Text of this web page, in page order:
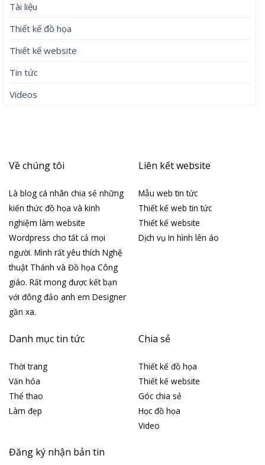
Tài liệu
Thiết kế đồ họa
Thiết kế website
Tin tức
Videos
Về chúng tôi
Là blog cá nhân chia sẻ những
kiến thức đồ họa và kinh
nghiệm làm website
Wordpress cho tất cả mọi
người. Mình rất yêu thích Nghệ
thuật Thánh và Đồ họa Công
giáo. Rất mong được kết bạn
với đông đảo anh em Designer
gần xa.
Liên kết website
Mẫu web tin tức
Thiết kế web tin tức
Thiết kế website
Dịch vụ In hình lên áo
Danh mục tin tức
Thời trang
Văn hóa
Thể thao
Làm đẹp
Chia sẻ
Thiết kế đồ họa
Thiết kế website
Góc chia sẻ
Học đồ họa
Video
Đăng ký nhận bản tin